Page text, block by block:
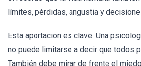
límites, pérdidas, angustia y
Esta aportación es clave. Una
no puede limitarse a decir que todos
También debe mirar de frente el